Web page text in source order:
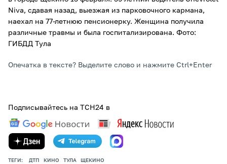
Niva, сдавая назад, выезжая из парковочного кармана,
наехал на 77-летнюю пенсионерку. Женщина получила
различные травмы и была госпитализирована. Фото:
ГИБДД Тула
Опечатка в тексте? Выделите слово и нажмите Ctrl+Enter
Подписывайтесь на ТСН24 в
ТЕГИ: ДТП КИНО ТУЛА ЩЕКИНО